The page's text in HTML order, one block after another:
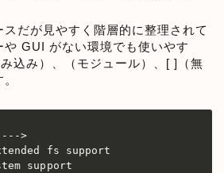
スだが見やすく階層的に整理されて
や GUI がない環境でも使いやす
込み）、（モジュール）、[ ]（無
--->
fs support
support